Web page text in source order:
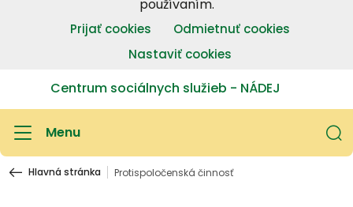
používaním.
Prijať cookies
Odmietnuť cookies
Nastaviť cookies
Centrum sociálnych služieb - NÁDEJ
Menu
Hlavná stránka Protispoločenská činnosť